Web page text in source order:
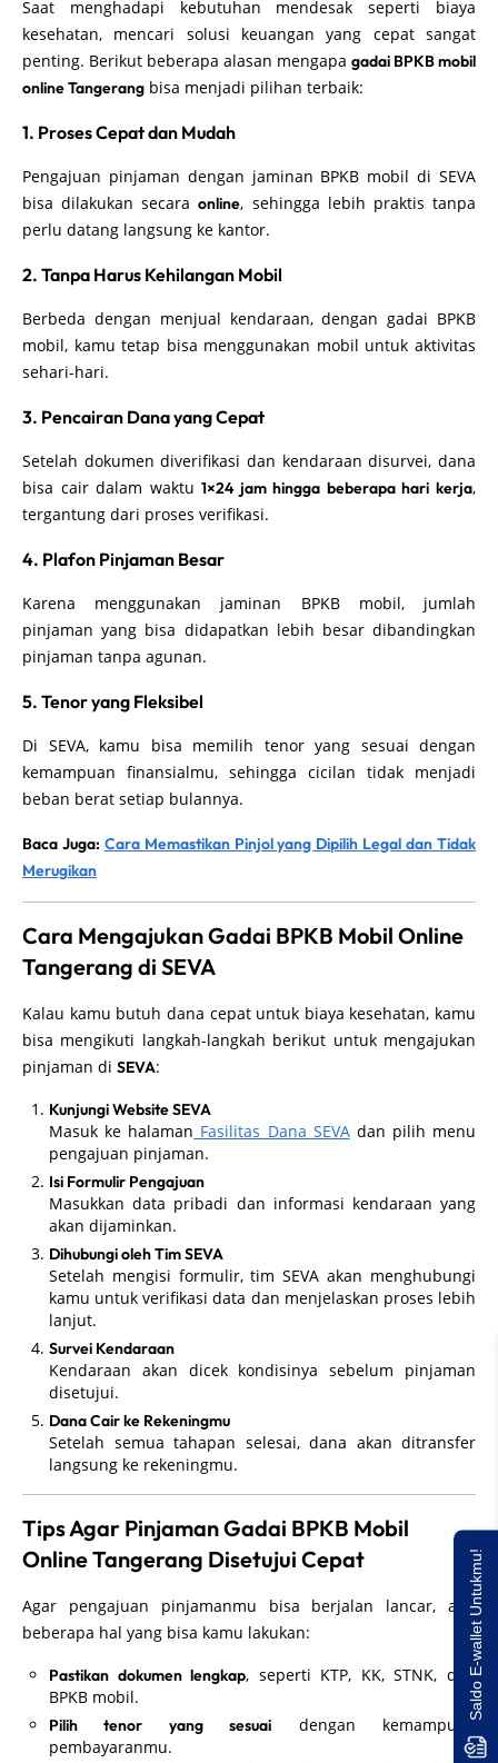
Saat menghadapi kebutuhan mendesak seperti biaya
kesehatan, mencari solusi keuangan yang cepat sangat
penting. Berikut beberapa alasan mengapa gadai BPKB mobil
online Tangerang bisa menjadi pilihan terbaik:
1. Proses Cepat dan Mudah
Pengajuan pinjaman dengan jaminan BPKB mobil di SEVA
bisa dilakukan secaraonline, sehingga lebih praktis tanpa
perlu datang langsung ke kantor.
2. Tanpa Harus Kehilangan Mobil
Berbeda dengan menjual kendaraan, dengan gadai BPKB
mobil, kamu tetap bisa menggunakan mobil untuk aktivitas
sehari-hari.
3. Pencairan Dana yang Cepat
Setelah dokumen diverifikasi dan kendaraan disurvei, dana
bisa cair dalam waktu1×24 jam hingga beberapa hari kerja,
tergantung dari proses verifikasi.
4. Plafon Pinjaman Besar
Karena menggunakan jaminan BPKB mobil, jumlah
pinjaman yang bisa didapatkan lebih besar dibandingkan
pinjaman tanpa agunan.
5. Tenor yang Fleksibel
Di SEVA, kamu bisa memilih tenor yang sesuai dengan
kemampuan finansialmu, sehingga cicilan tidak menjadi
beban berat setiap bulannya.
Baca Juga: Cara Memastikan Pinjol yang Dipilih Legal dan Tidak
Merugikan
Cara Mengajukan Gadai BPKB Mobil Online
Tangerang di SEVA
Kalau kamu butuh dana cepat untuk biaya kesehatan, kamu
bisa mengikuti langkah-langkah berikut untuk mengajukan
pinjaman di SEVA:
Kunjungi Website SEVA
Masuk ke halaman Fasilitas Dana SEVAdan pilih menu
pengajuan pinjaman.
Isi Formulir Pengajuan
Masukkan data pribadi dan informasi kendaraan yang
akan dijaminkan.
Dihubungi oleh Tim SEVA
Setelah mengisi formulir, tim SEVA akan menghubungi
kamu untuk verifikasi data dan menjelaskan proses lebih
lanjut.
Survei Kendaraan
Kendaraan akan dicek kondisinya sebelum pinjaman
disetujui.
Dana Cair ke Rekeningmu
Setelah semua tahapan selesai, dana akan ditransfer
langsung ke rekeningmu.
Tips Agar Pinjaman Gadai BPKB Mobil
Online Tangerang Disetujui Cepat
Agar pengajuan pinjamanmu bisa berjalan lancar, ada
beberapa hal yang bisa kamu lakukan:
Pastikan dokumen lengkap, seperti KTP, KK, STNK, dan
BPKB mobil.
Pilih tenor yang sesuai dengan kemampuan
pembayaranmu.
Saldo E-wallet Untukmu!